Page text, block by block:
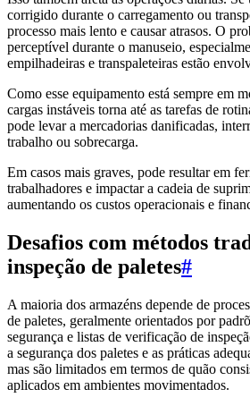
corrigido durante o carregamento ou
processo mais lento e causar atrasos. O
perceptível durante o manuseio,
empilhadeiras e transpaleteiras estão
Como esse equipamento está sempre em
cargas instáveis torna até as tarefas de
pode levar a mercadorias danificadas,
trabalho ou sobrecarga.
Em casos mais graves, pode resultar em
trabalhadores e impactar a cadeia de
aumentando os custos operacionais e
Desafios com métodos
inspeção de paletes#
A maioria dos armazéns depende de
de paletes, geralmente orientados por
segurança e listas de verificação de
a segurança dos paletes e as práticas
mas são limitados em termos de quão
aplicados em ambientes movimentados.